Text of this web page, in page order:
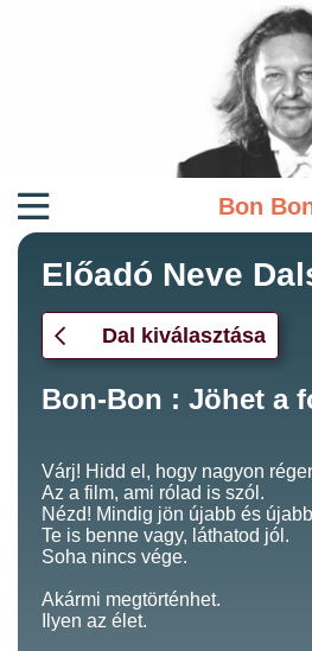
Bon
Előadó Neve
Dal kiválasztása
Bon-Bon : Jöhet a
Várj! Hidd el, hogy nagyon
Az a film, ami rólad is szól.
Nézd! Mindig jön újabb és
Te is benne vagy, láthatod jól.
Soha nincs vége.
Akármi megtörténhet.
Ilyen az élet.